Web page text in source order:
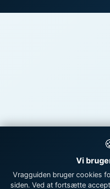
Vi
Vragguiden bruger cookies
siden. Ved at fortsætte